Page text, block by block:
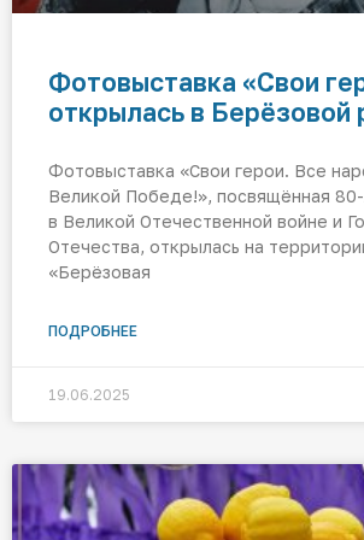
Фотовыставка «Свои
открылась в Берёзовой
Фотовыставка «Свои герои. Все
Великой Победе!», посвящённая
в Великой Отечественной войне и
Отечества, открылась на
«Берёзовая
ПОДРОБНЕЕ
19.06.2025